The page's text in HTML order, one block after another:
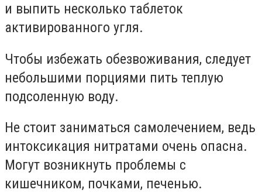
и выпить несколько таблеток
активированного угля.
Чтобы избежать обезвоживания, следует
небольшими порциями пить теплую
подсоленную воду.
Не стоит заниматься самолечением, ведь
интоксикация нитратами очень опасна.
Могут возникнуть проблемы с
кишечником, почками, печенью.